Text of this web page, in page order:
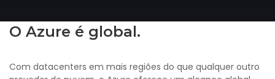
O Azure é global.
Com datacenters em mais regiões do que qualquer outro